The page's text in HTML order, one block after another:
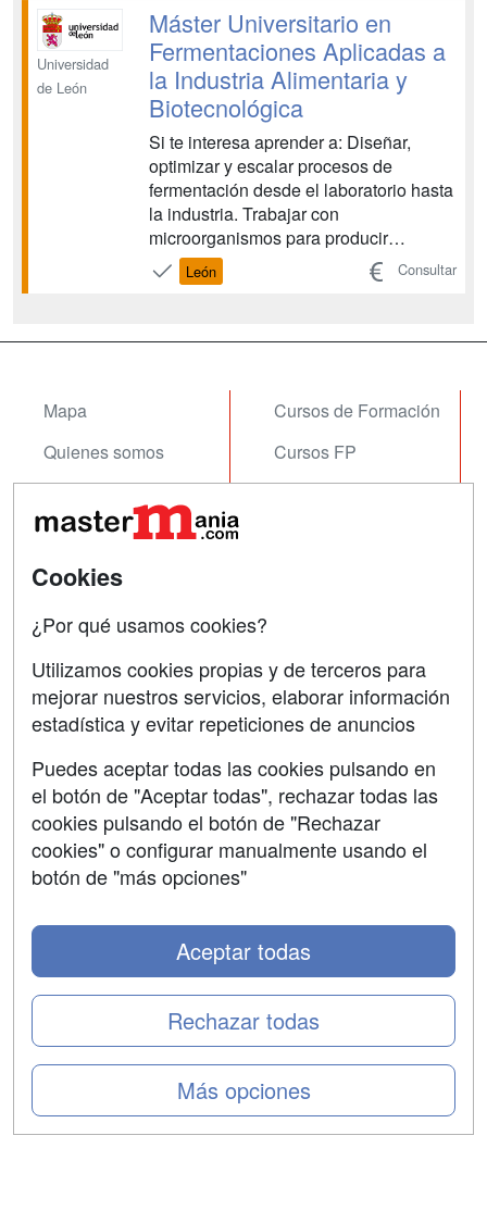
que permitan comprender y estudiar la
diversidad, así como sus apl...
Universidad
de León
Máster Universitario en
Fermentaciones Aplicadas a
la Industria Alimentaria y
Biotecnológica
Si te interesa aprender a: Diseñar,
optimizar y escalar procesos de
fermentación desde el laboratorio hasta
la industria. Trabajar con
microorganismos para producir
alimentos, ingredientes funcionales y
compuestos de alto valor añadido.
León Consultar
Mapa
Quienes somos
Acceso Usuarios
Acceso Centros
Cursos de Formación
Cursos FP
Contactar
Confidencialidad
Copyleft
SÍGUENOS EN:
Cookies
¿Por qué usamos cookies?
Utilizamos cookies propias y de terceros para
mejorar nuestros servicios, elaborar información
estadística y evitar repeticiones de anuncios
Puedes aceptar todas las cookies pulsando en
el botón de "Aceptar todas", rechazar todas las
cookies pulsando el botón de "Rechazar
cookies" o configurar manualmente usando el
botón de "más opciones"
Más opciones
Rechazar todas
Aceptar todas